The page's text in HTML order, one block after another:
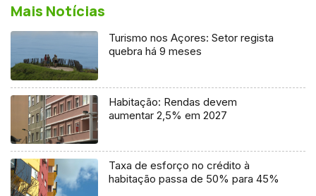
Mais Notícias
Turismo nos Açores: Setor regista
quebra há 9 meses
Habitação: Rendas devem
aumentar 2,5% em 2027
Taxa de esforço no crédito à
habitação passa de 50% para 45%